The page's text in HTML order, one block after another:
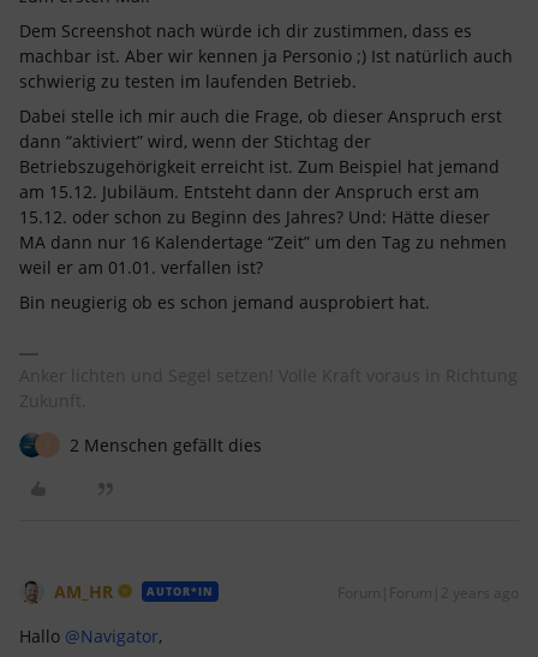
Dem Screenshot nach würde ich dir zustimmen, dass es
machbar ist. Aber wir kennen ja Personio ;) Ist natürlich auch
schwierig zu testen im laufenden Betrieb.
Dabei stelle ich mir auch die Frage, ob dieser Anspruch erst
dann “aktiviert” wird, wenn der Stichtag der
Betriebszugehörigkeit erreicht ist. Zum Beispiel hat jemand
am 15.12. Jubiläum. Entsteht dann der Anspruch erst am
15.12. oder schon zu Beginn des Jahres? Und: Hätte dieser
MA dann nur 16 Kalendertage “Zeit” um den Tag zu nehmen
weil er am 01.01. verfallen ist?
Bin neugierig ob es schon jemand ausprobiert hat.
Anker lichten und Segel setzen! Volle Kraft voraus in Richtung
Zukunft.
2 Menschen gefällt dies
AM_HR AUTOR*IN Forum|Forum|2 years ago
Hallo @Navigator,